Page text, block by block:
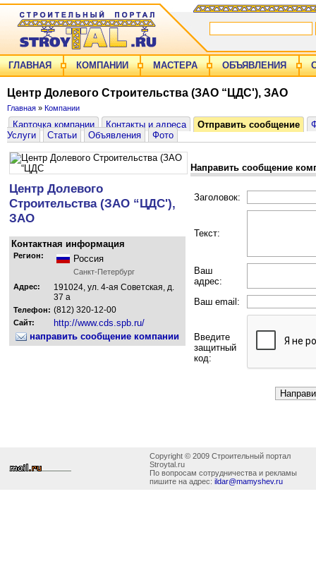
ГЛАВНАЯ КОМПАНИИ МАСТЕРА ОБЪЯВЛЕНИЯ
Центр Долевого Строительства (ЗАО “ЦДС'), ЗАО
Главная » Компании
Карточка компании Контакты и адреса Отправить сообщение
Услуги
Статьи Объявления Фото
Центр Долевого
Строительства (ЗАО “ЦДС'),
ЗАО
Контактная информация
Регион: Россия
Санкт-Петербург
Адрес:
191024, ул. 4-ая Советская, д.
37 а
Телефон: (812) 320-12-00
Сайт:
http://www.cds.spb.ru/
направить сообщение компании
Направить сообщение
Заголовок:
Текст:
Ваш
адрес:
Ваш email:
Введите
защитный
код:
Copyright © 2009 Строительный портал
Stroytal.ru
По вопросам сотрудничества и рекламы
пишите на адрес: ildar@mamyshev.ru